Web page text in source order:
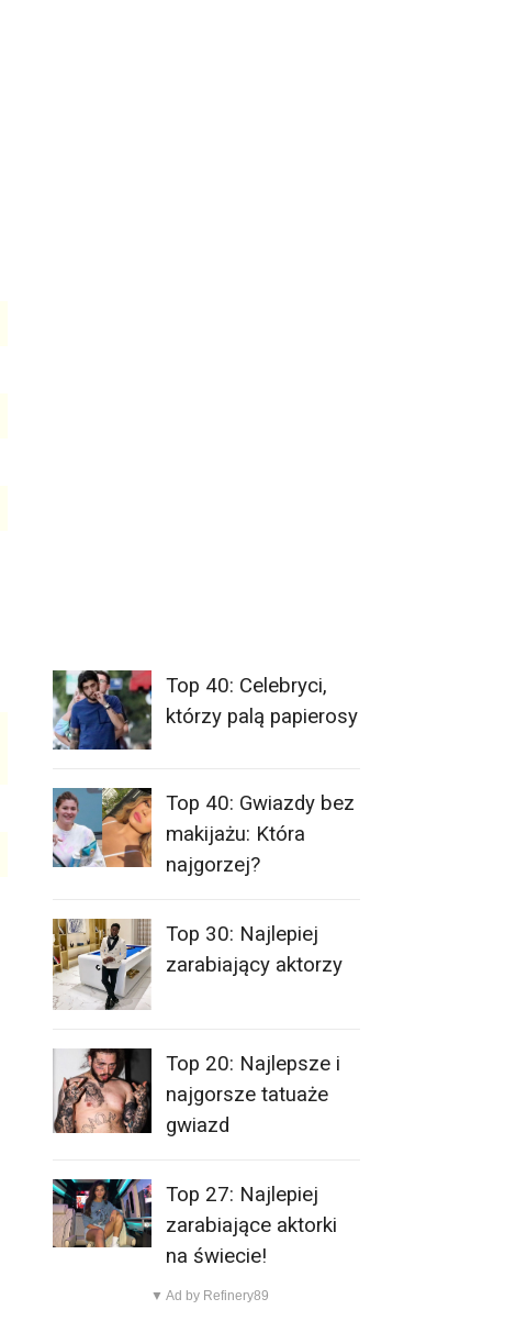
Top 40: Celebryci,
którzy palą papierosy
Top 40: Gwiazdy bez
makijażu: Która
najgorzej?
Top 30: Najlepiej
zarabiający aktorzy
Top 20: Najlepsze i
najgorsze tatuaże
gwiazd
Top 27: Najlepiej
zarabiające aktorki
na świecie!
▼ Ad by Refinery89